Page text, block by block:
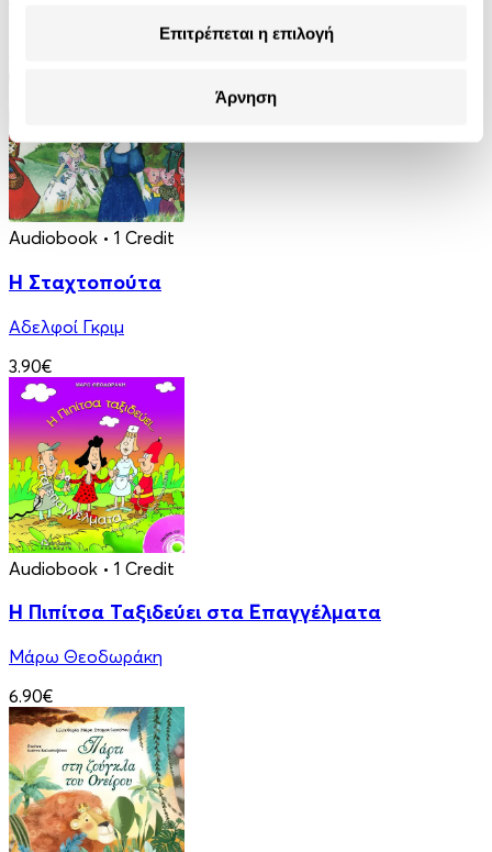
Επιτρέπεται η επιλογή
Άρνηση
Audiobook • 1 Credit
Η Σταχτοπούτα
Αδελφοί Γκριμ
3.90€
Audiobook • 1 Credit
Η Πιπίτσα Ταξιδεύει στα Επαγγέλματα
Μάρω Θεοδωράκη
6.90€